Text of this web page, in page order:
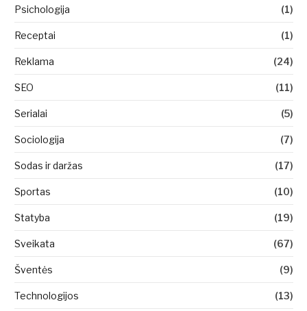
Psichologija (1)
Receptai (1)
Reklama (24)
SEO (11)
Serialai (5)
Sociologija (7)
Sodas ir daržas (17)
Sportas (10)
Statyba (19)
Sveikata (67)
Šventės (9)
Technologijos (13)